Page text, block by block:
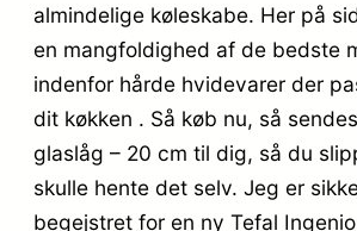
almindelige køleskabe. Her på
en mangfoldighed af de bedste
indenfor hårde hvidevarer der
dit køkken . Så køb nu, så
glaslåg – 20 cm til dig, så du
skulle hente det selv. Jeg er
begejstret for en ny Tefal